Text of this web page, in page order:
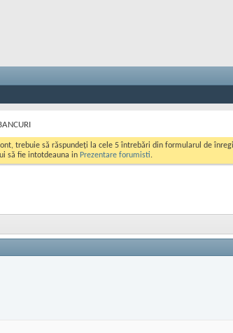
trebuie să răspundeți la cele 5 întrebări din formularul de
să fie intotdeauna in Prezentare forumisti.